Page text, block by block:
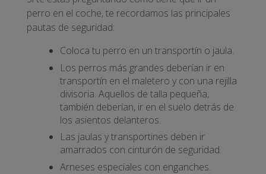
perro en el coche, te recordamos las principales
pautas de seguridad:
Coloca tu perro en un transportín o jaula.
Los perros más grandes deberían ir en
transportín en el maletero y con una rejilla
divisoria. Aquellos de talla pequeña,
también deberían, ir en el suelo detrás de
los asientos delanteros.
Las jaulas y transportines deben ir
amarrados con cinturón de seguridad.
Arneses especiales con enganches.